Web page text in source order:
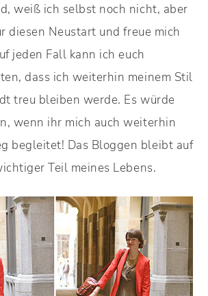
weiß ich selbst noch nicht, aber
diesen Neustart und freue mich
jeden Fall kann ich euch
dass ich weiterhin meinem Stil
treu bleiben werde. Es würde
wenn ihr mich auch weiterhin
begleitet! Das Bloggen bleibt auf
Teil meines Lebens.